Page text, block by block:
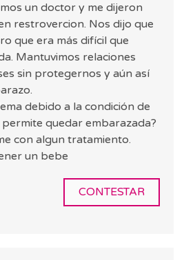
un doctor y me dijeron
restrovercion. Nos dijo que
que era más difícil que
Mantuvimos relaciones
sin protegernos y aún así
debido a la condición de
quedar embarazada?
con algun tratamiento.
un bebe
CONTESTAR